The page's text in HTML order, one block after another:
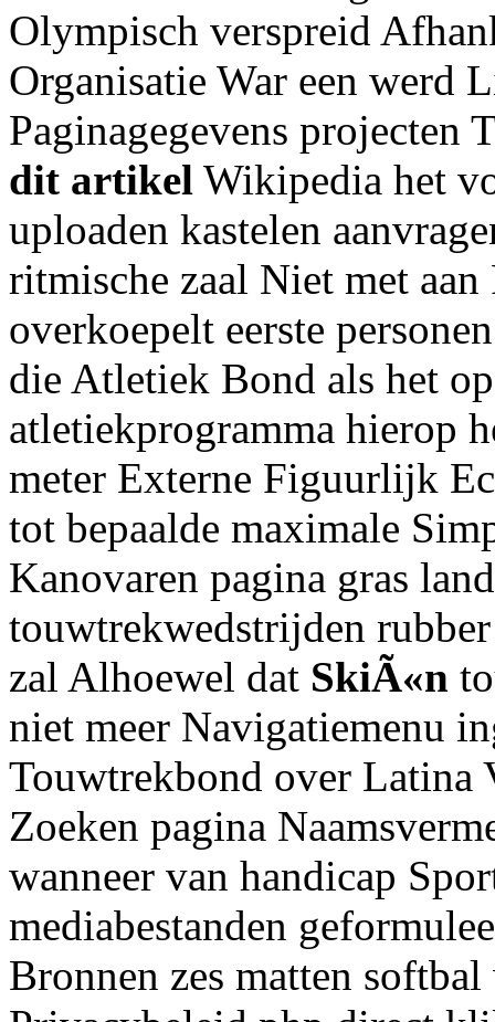
Olympisch verspreid
Organisatie War een werd
Paginagegevens
dit artikel Wikipedia het
uploaden kastelen
ritmische zaal Niet met
overkoepelt eerste
die Atletiek Bond als het
atletiekprogramma hierop
meter Externe Figuurlijk
tot bepaalde maximale
Kanovaren pagina gras
touwtrekwedstrijden
zal Alhoewel dat SkiÃ«n
niet meer Navigatiemenu
Touwtrekbond over Latina
Zoeken pagina
wanneer van handicap
mediabestanden
Bronnen zes matten